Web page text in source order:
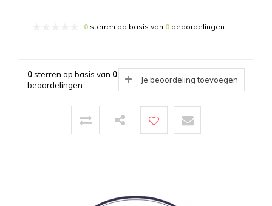
0 sterren op basis van 0 beoordelingen
0sterren op basis van 0
beoordelingen
Je beoordeling toevoegen